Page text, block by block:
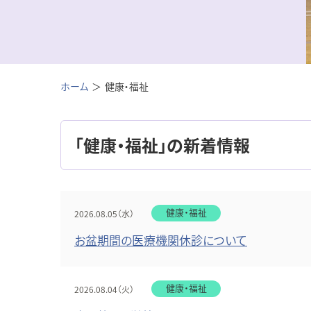
ホーム 健康・福祉
「健康・福祉」の新着情報
2026.08.05（水） 健康・福祉
お盆期間の医療機関休診について
2026.08.04（火） 健康・福祉